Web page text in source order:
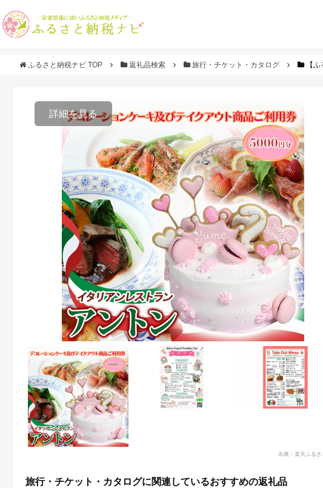
ふるさと納税ナビ TOP 返礼品検索 旅行・チケット・カタログ 【
詳細を見る
出典：楽天ふるさ
旅行・チケット・カタログに関連しているおすすめの返礼品